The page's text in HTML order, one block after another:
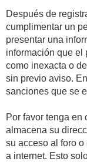
Después de
cumplimentar un
presentar una
información que el
como inexacta o
sin previo aviso.
sanciones que se
Por favor tenga en
almacena su
su acceso al foro
a internet. Esto